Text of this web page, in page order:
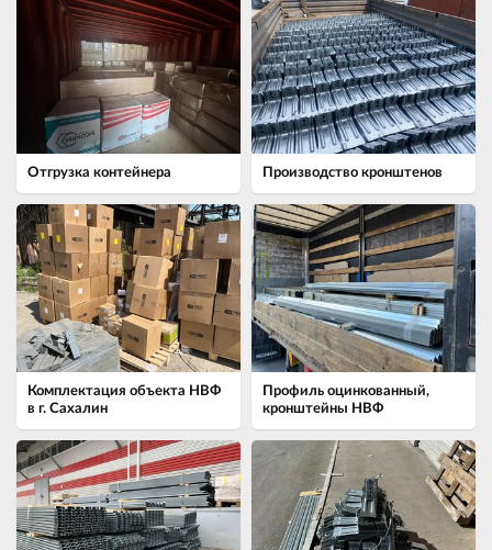
Отгрузка контейнера Производство кронштенов
Комплектация объекта НВФ
в г. Сахалин
Профиль оцинкованный,
кронштейны НВФ